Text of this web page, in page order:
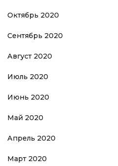
Октябрь 2020
Сентябрь 2020
Август 2020
Июль 2020
Июнь 2020
Май 2020
Апрель 2020
Март 2020